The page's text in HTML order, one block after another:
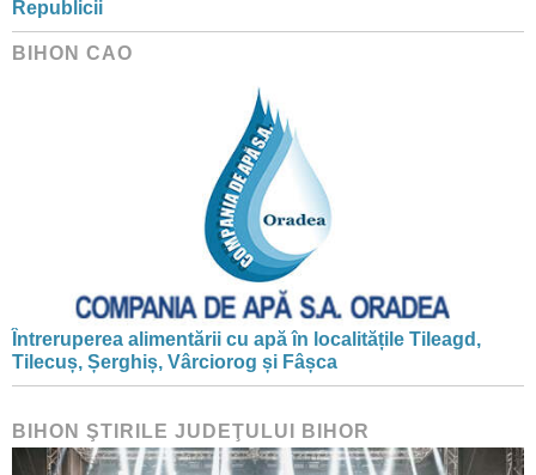
Republicii
BIHON CAO
Întreruperea alimentării cu apă în localitățile Tileagd,
Tilecuș, Șerghiș, Vârciorog și Fâșca
BIHON ŞTIRILE JUDEŢULUI BIHOR